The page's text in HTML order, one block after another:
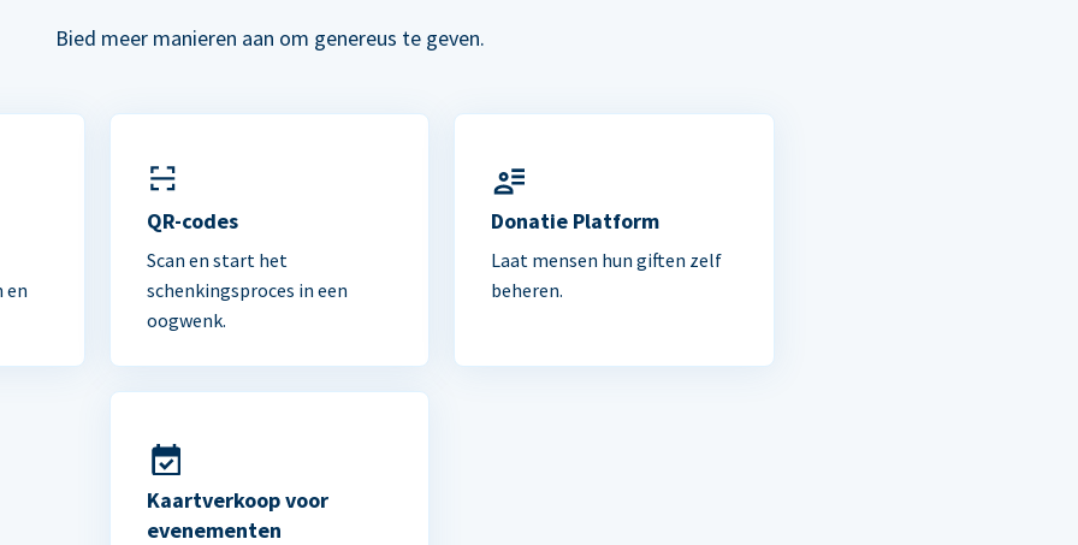
Bied meer manieren aan om genereus te geven.
en
QR-codes
Scan en start het
schenkingsproces in een
oogwenk.
Donatie Platform
Laat mensen hun giften zelf
beheren.
Kaartverkoop voor
evenementen